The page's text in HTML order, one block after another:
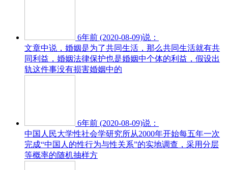
6年前 (2020-08-09)说：
文章中说，婚姻是为了共同生活，那么共同生活就有共
同利益，婚姻法律保护也是婚姻中个体的利益，假设出
轨这件事没有损害婚姻中的
6年前 (2020-08-09)说：
中国人民大学性社会学研究所从2000年开始每五年一次
完成“中国人的性行为与性关系”的实地调查，采用分层
等概率的随机抽样方